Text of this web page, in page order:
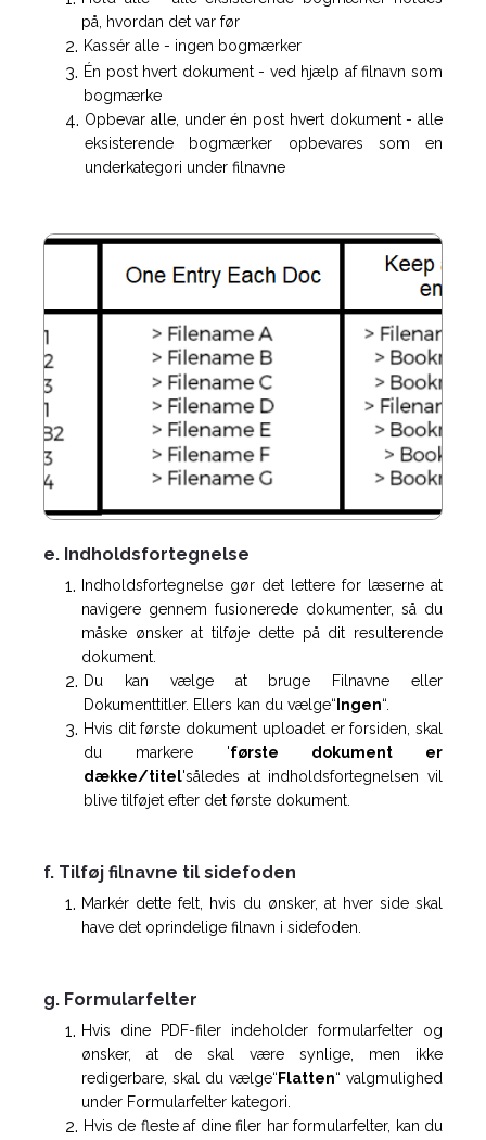
på, hvordan det var før
Kassér alle - ingen bogmærker
Én post hvert dokument - ved hjælp af filnavn som
bogmærke
Opbevar alle, under én post hvert dokument - alle
eksisterende bogmærker opbevares som en
underkategori under filnavne
e. Indholdsfortegnelse
Indholdsfortegnelse gør det lettere for læserne at
navigere gennem fusionerede dokumenter, så du
måske ønsker at tilføje dette på dit resulterende
dokument.
Du kan vælge at bruge Filnavne eller
Dokumenttitler. Ellers kan du vælge“ Ingen“.
Hvis dit første dokument uploadet er forsiden, skal
du markere 'første dokument er
dække/titel'således at indholdsfortegnelsen vil
blive tilføjet efter det første dokument.
f. Tilføj filnavne til sidefoden
Markér dette felt, hvis du ønsker, at hver side skal
have det oprindelige filnavn i sidefoden.
g. Formularfelter
Hvis dine PDF-filer indeholder formularfelter og
ønsker, at de skal være synlige, men ikke
redigerbare, skal du vælge“ Flatten“ valgmulighed
under Formularfelter kategori.
Hvis de fleste af dine filer har formularfelter, kan du